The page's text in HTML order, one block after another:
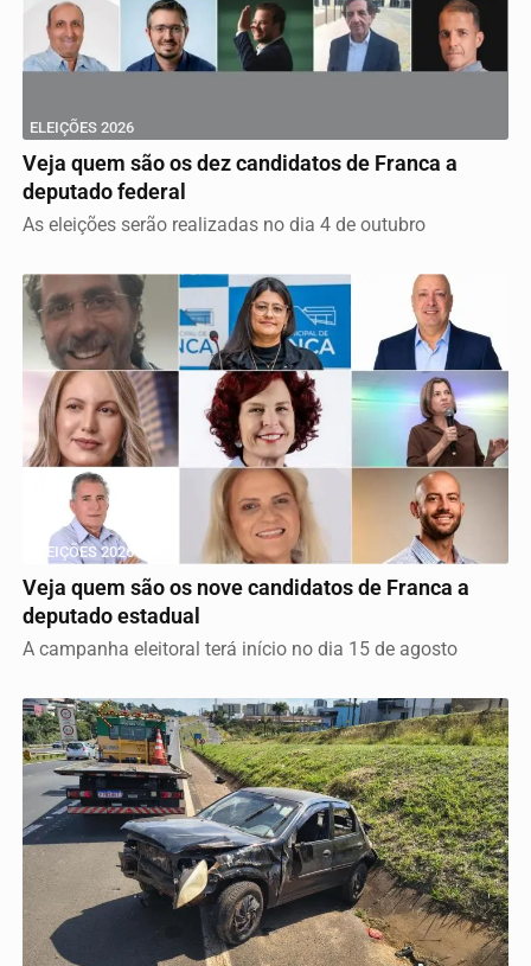
ELEIÇÕES 2026
Veja quem são os dez candidatos de Franca a
deputado federal
As eleições serão realizadas no dia 4 de outubro
ELEIÇÕES 2026
Veja quem são os nove candidatos de Franca a
deputado estadual
A campanha eleitoral terá início no dia 15 de agosto